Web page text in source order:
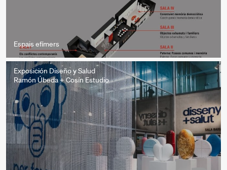
Espais efímers
Exposición Diseño y Salud
Ramón Úbeda + Cosín Estudio